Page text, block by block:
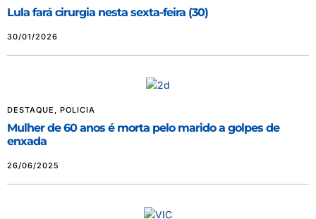
Lula fará cirurgia nesta sexta-feira (30)
30/01/2026
DESTAQUE , POLICIA
Mulher de 60 anos é morta pelo marido a golpes de
enxada
26/06/2025